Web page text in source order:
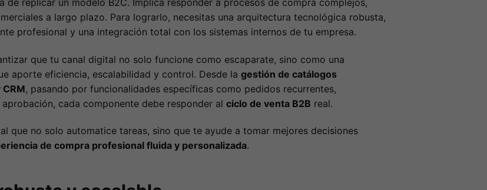
a largo plazo. Para lograrlo, necesitas una arquitectura tecnológica robusta,
profesional y una integración total con los sistemas internos de tu empresa.
que tu canal digital no solo funcione como escaparate, sino como una
aporte eficiencia, escalabilidad y control. Desde la gestión de catálogos
, pasando por funcionalidades específicas como pedidos recurrentes,
cada componente debe responder al ciclo de venta B2B real.
que no solo automatice tareas, sino que te ayude a tomar mejores decisiones
de compra profesional fluida y personalizada.